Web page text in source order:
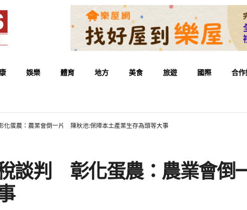
娛樂 體育 地方 美食 旅遊 國際 合作
蛋農：農業會倒一片 陳秋池:保障本土產業生存為頭等大事
談判 彰化蛋農：農業會倒